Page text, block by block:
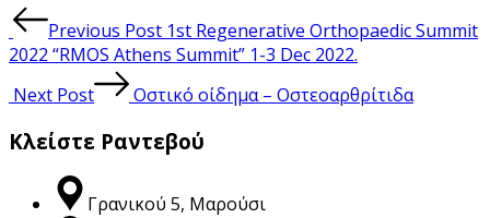
Post
navigation
Previous Post 1st Regenerative Orthopaedic Summit
2022 “RMOS Athens Summit” 1-3 Dec 2022.
Next Post
Οστικό οίδημα – Οστεοαρθρίτιδα
Κλείστε Ραντεβού
Γρανικού 5, Μαρούσι